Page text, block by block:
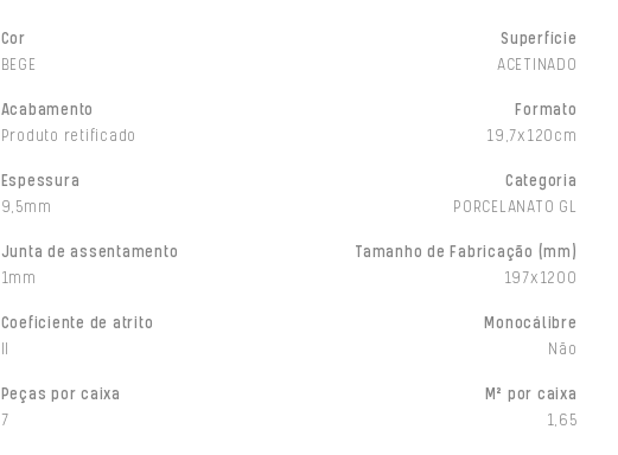
Cor
BEGE
Superfície
ACETINADO
Acabamento
Produto retificado
Formato
19,7x120cm
Espessura
9,5mm
Categoria
PORCELANATO GL
Junta de assentamento
1mm
Tamanho de Fabricação (mm)
197x1200
Coeficiente de atrito
Monocálibre
Não
Peças por caixa
7
M² por caixa
1,65